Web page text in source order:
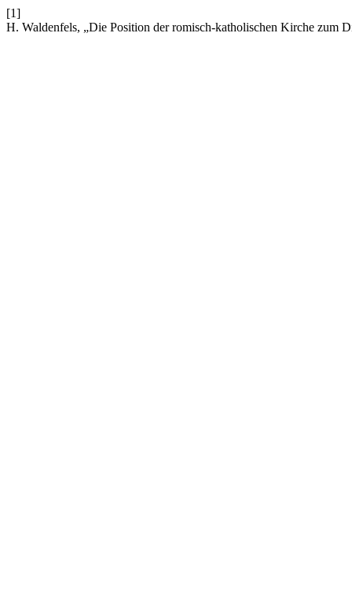
[1]
H. Waldenfels, „Die Position der romisch-katholischen Kirche zum